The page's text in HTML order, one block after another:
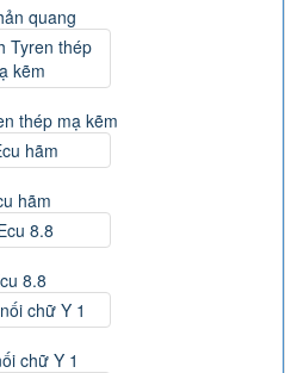
quang
thép mạ kẽm
hãm
8.8
chữ Y 1